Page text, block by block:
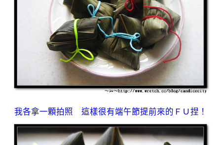
我各拿一顆拍照 這樣很有端午節提前來的ＦＵ捏！